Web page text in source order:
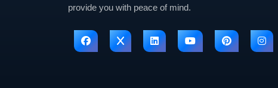
provide you with peace of mind.